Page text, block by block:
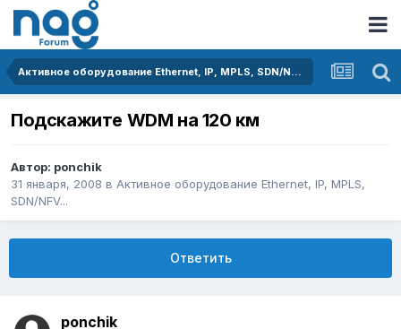
Активное оборудование Ethernet, IP, MPLS, SDN/NFV...
Подскажите WDM на 120 км
Автор: ponchik
31 января, 2008 в Активное оборудование Ethernet, IP, MPLS,
SDN/NFV...
Ответить
ponchik